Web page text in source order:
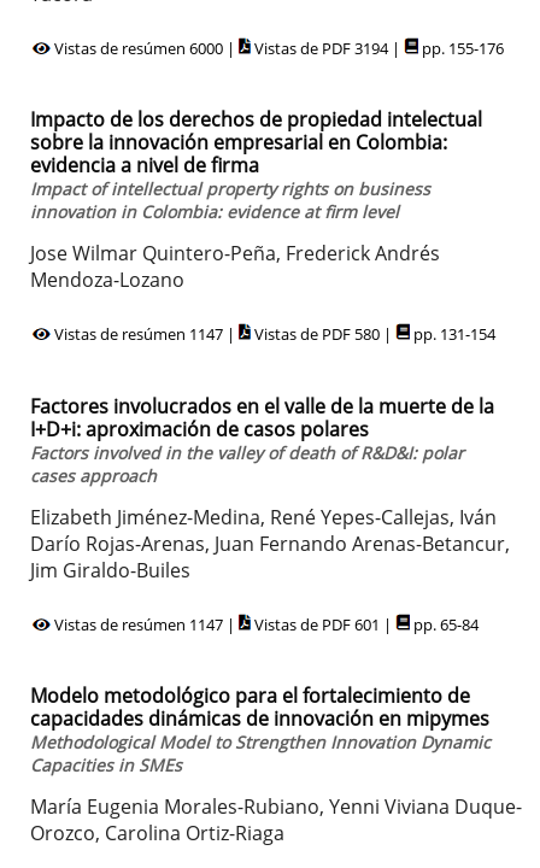
Vistas de resúmen 6000 | Vistas de PDF 3194 | pp. 155-176
Impacto de los derechos de propiedad intelectual
sobre la innovación empresarial en Colombia:
evidencia a nivel de firma
Impact of intellectual property rights on business
innovation in Colombia: evidence at firm level
Jose Wilmar Quintero-Peña, Frederick Andrés
Mendoza-Lozano
Vistas de resúmen 1147 | Vistas de PDF 580 | pp. 131-154
Factores involucrados en el valle de la muerte de la
I+D+i: aproximación de casos polares
Factors involved in the valley of death of R&D&I: polar
cases approach
Elizabeth Jiménez-Medina, René Yepes-Callejas, Iván
Darío Rojas-Arenas, Juan Fernando Arenas-Betancur,
Jim Giraldo-Builes
Vistas de resúmen 1147 | Vistas de PDF 601 | pp. 65-84
Modelo metodológico para el fortalecimiento de
capacidades dinámicas de innovación en mipymes
Methodological Model to Strengthen Innovation Dynamic
Capacities in SMEs
María Eugenia Morales-Rubiano, Yenni Viviana Duque-
Orozco, Carolina Ortiz-Riaga